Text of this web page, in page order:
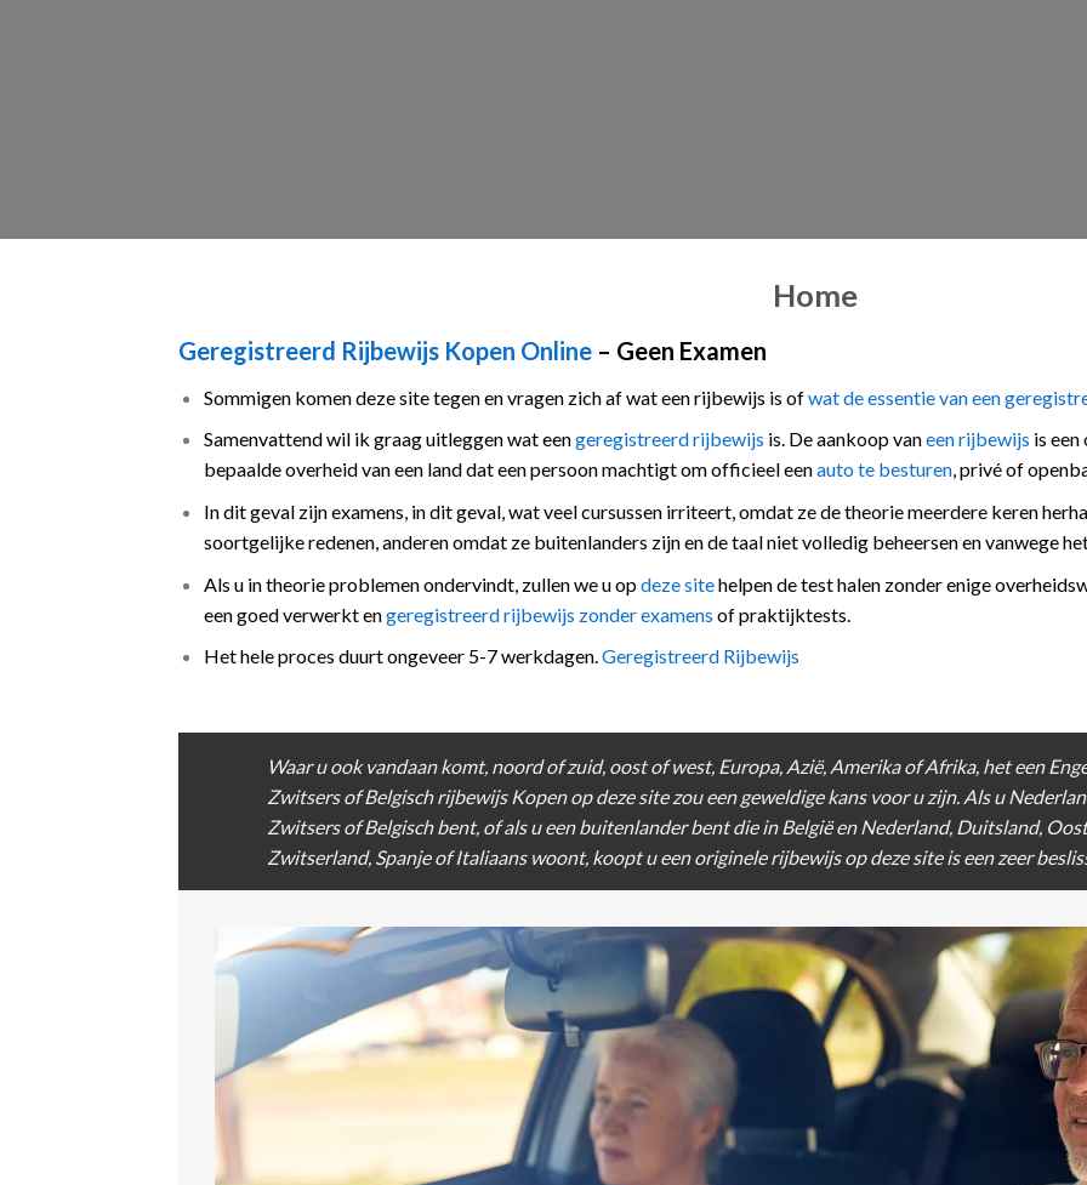
Home
Geregistreerd Rijbewijs Kopen Online – Geen Examen
Sommigen komen deze site tegen en vragen zich af wat een rijbewijs is ofwat de essentie van een
Samenvattend wil ik graag uitleggen wat eengeregistreerd rijbewijs is. De aankoop vaneen rijbewijs is
bepaalde overheid van een land dat een persoon machtigt om officieel eenauto te besturen, privé of
In dit geval zijn examens, in dit geval, wat veel cursussen irriteert, omdat ze de theorie meerdere keren
soortgelijke redenen, anderen omdat ze buitenlanders zijn en de taal niet volledig beheersen en vanwege
Als u in theorie problemen ondervindt, zullen we u opdeze sitehelpen de test halen zonder enige
een goed verwerkt engeregistreerd rijbewijs zonder examens of praktijktests.
Het hele proces duurt ongeveer 5-7 werkdagen.Geregistreerd Rijbewijs
Waar u ook vandaan komt, noord of zuid, oost of west, Europa, Azië, Amerika of Afrika, het een
Zwitsers ofBelgisch rijbewijs Kopenop deze site zou een geweldige kans voor u zijn. Als u
Zwitsers of Belgisch bent, of als u eenbuitenlanderbent die in België en Nederland, Duitsland,
Zwitserland, Spanjeof Italiaans woont, koopt u eenoriginele rijbewijs op deze siteis een zeer